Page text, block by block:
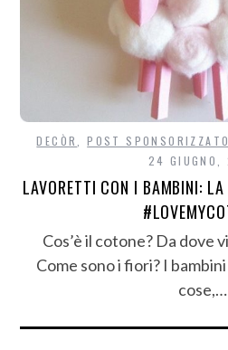
DECÒR ,POST SPONSORIZZATO
24 GIUGNO,
LAVORETTI CON I BAMBINI:
Cos’è il cotone? Da dove
Come sono i fiori? I
cose,…